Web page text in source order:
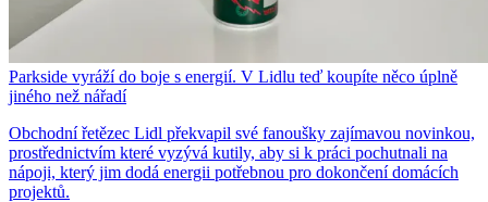
Parkside vyráží do boje s energií. V Lidlu teď koupíte něco úplně
jiného než nářadí
Obchodní řetězec Lidl překvapil své fanoušky zajímavou novinkou,
prostřednictvím které vyzývá kutily, aby si k práci pochutnali na
nápoji, který jim dodá energii potřebnou pro dokončení domácích
projektů.